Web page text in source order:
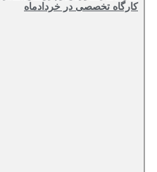
کارگاه تخصصی در خردادماه